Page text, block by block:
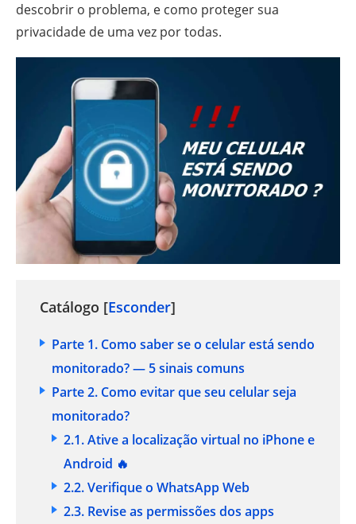
descobrir o problema, e como proteger sua
privacidade de uma vez por todas.
Catálogo [Esconder]
Parte 1. Como saber se o celular está sendo
monitorado? — 5 sinais comuns
Parte 2. Como evitar que seu celular seja
monitorado?
2.1. Ative a localização virtual no iPhone e
Android 🔥
2.2. Verifique o WhatsApp Web
2.3. Revise as permissões dos apps